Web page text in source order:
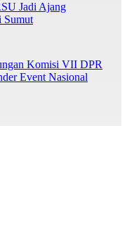
Jadi Ajang
Sumut
Komisi VII DPR
Event Nasional